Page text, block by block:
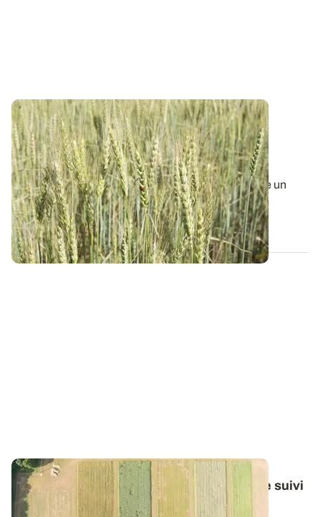
Ce mois-ci dans Perspectives Agricoles :
comment obtenir des blés panifiables en
agriculture biologique ?
Atteindre un niveau suffisant de protéines nécessite un
raisonnement spécifique en...
26 AVR. 2018
Agriculture biologique - Bilan de 12 ans de suivi
de la fertilité du sol